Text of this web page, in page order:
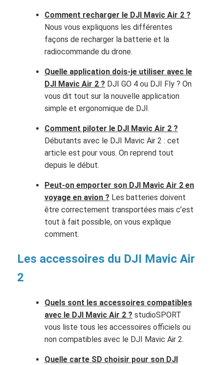
Comment recharger le DJI Mavic Air 2 ?
Nous vous expliquons les différentes
façons de recharger la batterie et la
radiocommande du drone.
Quelle application dois-je utiliser avec le
DJI Mavic Air 2 ? DJI GO 4 ou DJI Fly ? On
vous dit tout sur la nouvelle application
simple et ergonomique de DJI.
Comment piloter le DJI Mavic Air 2 ?
Débutants avec le DJI Mavic Air 2 : cet
article est pour vous. On reprend tout
depuis le début.
Peut-on emporter son DJI Mavic Air 2 en
voyage en avion ? Les batteries doivent
être correctement transportées mais c’est
tout à fait possible, on vous explique
comment.
Les accessoires du DJI Mavic Air
2
Quels sont les accessoires compatibles
avec le DJI Mavic Air 2 ? studioSPORT
vous liste tous les accessoires officiels ou
non compatibles avec le DJI Mavic Air 2.
Quelle carte SD choisir pour son DJI